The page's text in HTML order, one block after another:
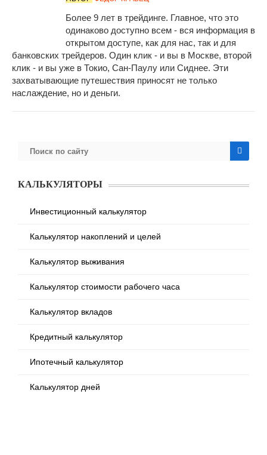
Более 9 лет в трейдинге. Главное, что это
одинаково доступно всем - вся информация в
открытом доступе, как для нас, так и для
банковских трейдеров. Один клик - и вы в Москве, второй
клик - и вы уже в Токио, Сан-Паулу или Сиднее. Эти
захватывающие путешествия приносят не только
наслаждение, но и деньги.
КАЛЬКУЛЯТОРЫ
Инвестиционный калькулятор
Калькулятор накоплений и целей
Калькулятор выживания
Калькулятор стоимости рабочего часа
Калькулятор вкладов
Кредитный калькулятор
Ипотечный калькулятор
Калькулятор дней